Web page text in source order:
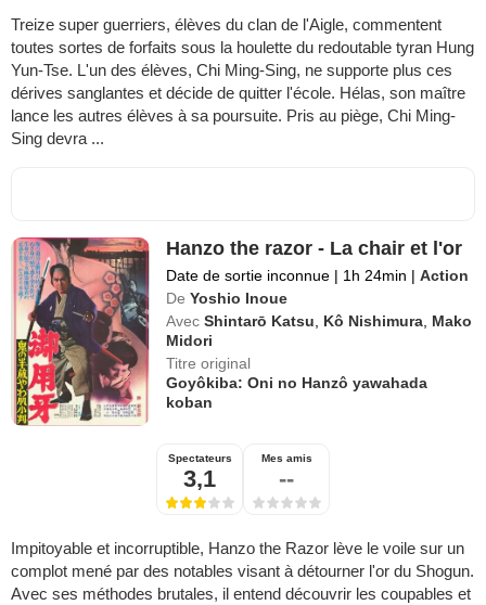
Treize super guerriers, élèves du clan de l'Aigle, commentent
toutes sortes de forfaits sous la houlette du redoutable tyran Hung
Yun-Tse. L'un des élèves, Chi Ming-Sing, ne supporte plus ces
dérives sanglantes et décide de quitter l'école. Hélas, son maître
lance les autres élèves à sa poursuite. Pris au piège, Chi Ming-
Sing devra ...
Hanzo the razor - La chair et l'or
Date de sortie inconnue | 1h 24min | Action
De Yoshio Inoue
Avec Shintarō Katsu Kô Nishimura Mako
Midori
Titre original
Goyôkiba: Oni no Hanzô yawahada
koban
Spectateurs
3,1
Mes amis
--
Impitoyable et incorruptible, Hanzo the Razor lève le voile sur un
complot mené par des notables visant à détourner l'or du Shogun.
Avec ses méthodes brutales, il entend découvrir les coupables et